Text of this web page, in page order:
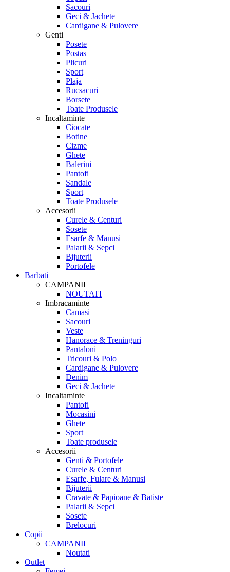
Sacouri
Geci & Jachete
Cardigane & Pulovere
Genti
Posete
Postas
Plicuri
Sport
Plaja
Rucsacuri
Borsete
Toate Produsele
Incaltaminte
Ciocate
Botine
Cizme
Ghete
Balerini
Pantofi
Sandale
Sport
Toate Produsele
Accesorii
Curele & Centuri
Sosete
Esarfe & Manusi
Palarii & Sepci
Bijuterii
Portofele
Barbati
CAMPANII
NOUTATI
Imbracaminte
Camasi
Sacouri
Veste
Hanorace & Treninguri
Pantaloni
Tricouri & Polo
Cardigane & Pulovere
Denim
Geci & Jachete
Incaltaminte
Pantofi
Mocasini
Ghete
Sport
Toate produsele
Accesorii
Genti & Portofele
Curele & Centuri
Esarfe, Fulare & Manusi
Bijuterii
Cravate & Papioane & Batiste
Palarii & Sepci
Sosete
Brelocuri
Copii
CAMPANII
Noutati
Outlet